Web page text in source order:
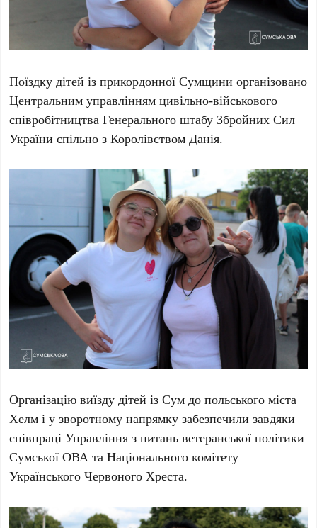
Поїздку дітей із прикордонної Сумщини організовано
Центральним управлінням цивільно-військового
співробітництва Генерального штабу Збройних Сил
України спільно з Королівством Данія.
Організацію виїзду дітей із Сум до польського міста
Хелм і у зворотному напрямку забезпечили завдяки
співпраці Управління з питань ветеранської політики
Сумської ОВА та Національного комітету
Українського Червоного Хреста.